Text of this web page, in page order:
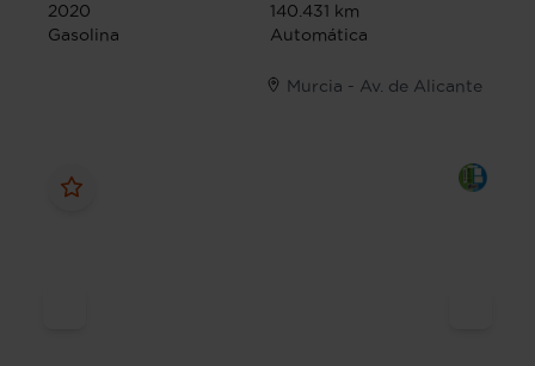
2020
140.431 km
Gasolina
Automática
Murcia - Av. de Alicante